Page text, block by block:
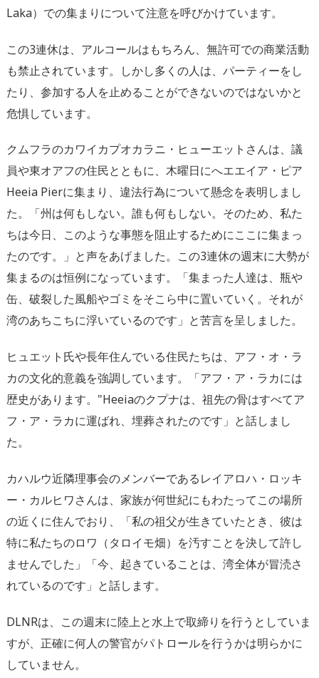
Laka）での集まりについて注意を呼びかけています。
この3連休は、アルコールはもちろん、無許可での商業活動
も禁止されています。しかし多くの人は、パーティーをし
たり、参加する人を止めることができないのではないかと
危惧しています。
クムフラのカワイカプオカラニ・ヒューエットさんは、議
員や東オアフの住民とともに、木曜日にへエエイア・ピア
Heeia Pierに集まり、違法行為について懸念を表明しまし
た。「州は何もしない。誰も何もしない。そのため、私た
ちは今日、このような事態を阻止するためにここに集まっ
たのです。」と声をあげました。この3連休の週末に大勢が
集まるのは恒例になっています。「集まった人達は、瓶や
缶、破裂した風船やゴミをそこら中に置いていく。それが
湾のあちこちに浮いているのです」と苦言を呈しました。
ヒュエット氏や長年住んでいる住民たちは、アフ・オ・ラ
カの文化的意義を強調しています。「アフ・ア・ラカには
歴史があります。"Heeiaのクプナは、祖先の骨はすべてア
フ・ア・ラカに運ばれ、埋葬されたのです」と話しまし
た。
カハルウ近隣理事会のメンバーであるレイアロハ・ロッキ
ー・カルヒワさんは、家族が何世紀にもわたってこの場所
の近くに住んでおり、「私の祖父が生きていたとき、彼は
特に私たちのロワ（タロイモ畑）を汚すことを決して許し
ませんでした」「今、起きていることは、湾全体が冒涜さ
れているのです」と話します。
DLNRは、この週末に陸上と水上で取締りを行うとしていま
すが、正確に何人の警官がパトロールを行うかは明らかに
していません。